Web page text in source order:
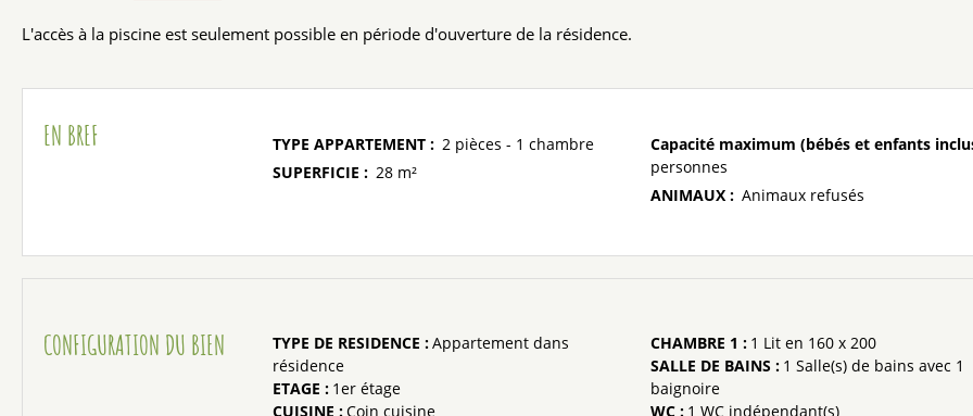
L'accès à la piscine est seulement possible en période d'ouverture de la résidence.
EN BREF TYPE APPARTEMENT : 2 pièces - 1 chambre
SUPERFICIE : 28 m²
Capacité maximum (bébés et enfants
personnes
ANIMAUX : Animaux refusés
CONFIGURATION DU BIEN TYPE DE RESIDENCE :Appartement dans
résidence
ETAGE : 1er étage
CUISINE :Coin cuisine
CHAMBRE 1 : 1 Lit en 160 x 200
SALLE DE BAINS : 1 Salle(s) de bains avec 1
baignoire
WC : 1 WC indépendant(s)